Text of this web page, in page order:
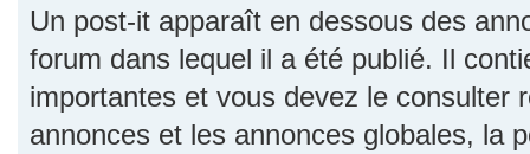
Un post-it apparaît en dessous des
forum dans lequel il a été publié. Il
importantes et vous devez le consulter
annonces et les annonces globales, la